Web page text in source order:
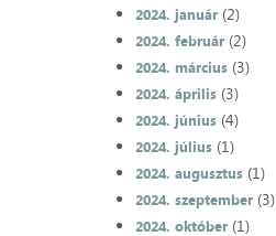
2024. január(2)
2024. február(2)
2024. március(3)
2024. április(3)
2024. június(4)
2024. július(1)
2024. augusztus(1)
2024. szeptember(3)
2024. október(1)